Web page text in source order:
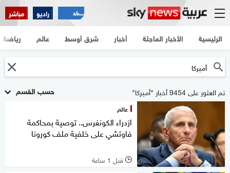
راديو مباشر
الرئيسية الأخبار العاجلة أخبار شرق أوسط عالم رياضة
حسب القسم تم العثور على 9454 أخبار "أميركا"
عالم
ازدراء الكونغرس.. توصية بمحاكمة
فاوتشي على خلفية ملف كورونا
l قبل 1 ساعة